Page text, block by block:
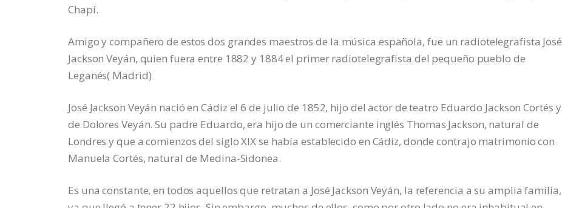
Chapí.
Amigo y compañero de estos dos grandes maestros de la música española, fue un radiotelegrafista José
Jackson Veyán, quien fuera entre 1882 y 1884 el primer radiotelegrafista del pequeño pueblo de
Leganés( Madrid)
José Jackson Veyán nació en Cádiz el 6 de julio de 1852, hijo del actor de teatro Eduardo Jackson Cortés y
de Dolores Veyán. Su padre Eduardo, era hijo de un comerciante inglés Thomas Jackson, natural de
Londres y que a comienzos del siglo XIX se había establecido en Cádiz, donde contrajo matrimonio con
Manuela Cortés, natural de Medina-Sidonea.
Es una constante, en todos aquellos que retratan a José Jackson Veyán, la referencia a su amplia familia,